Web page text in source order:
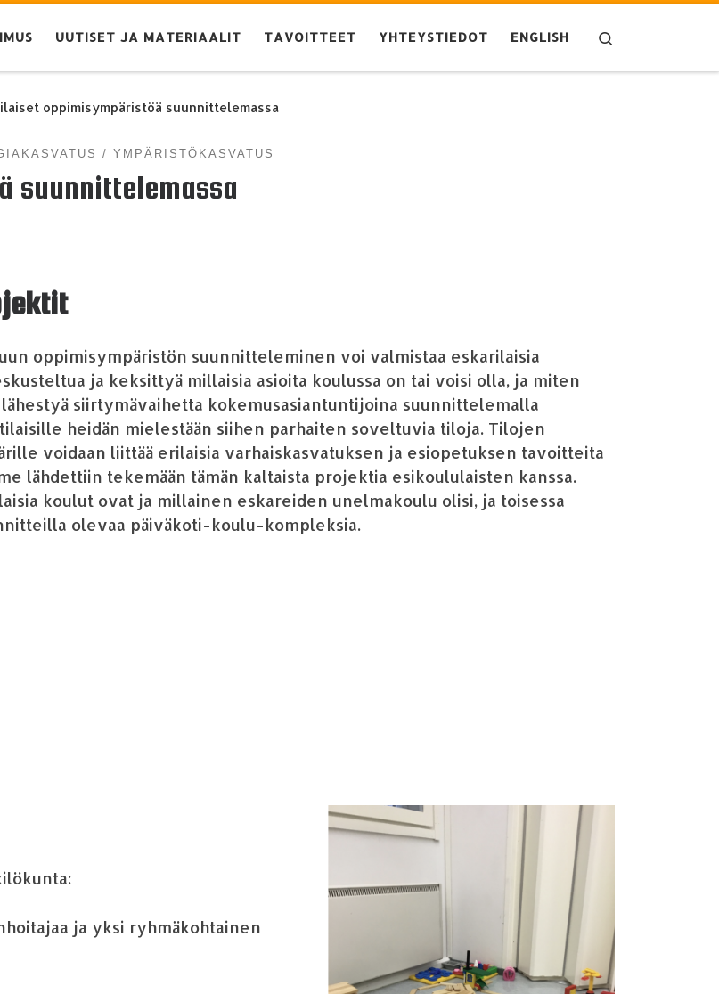
UUTISET JA MATERIAALIT TAVOITTEET YHTEYSTIEDOT ENGLISH
oppimisympäristöä suunnittelemassa
YMPÄRISTÖKASVATUS
suunnittelemassa
oppimisympäristön suunnitteleminen voi valmistaa eskarilaisia
ja keksittyä millaisia asioita koulussa on tai voisi olla, ja miten
ähestyä siirtymävaihetta kokemusasiantuntijoina suunnittelemalla
heidän mielestään siihen parhaiten soveltuvia tiloja. Tilojen
rille voidaan liittää erilaisia varhaiskasvatuksen ja esiopetuksen tavoitteita
lähdettiin tekemään tämän kaltaista projektia esikoululaisten kanssa.
koulut ovat ja millainen eskareiden unelmakoulu olisi, ja toisessa
olevaa päiväkoti-koulu-kompleksia.
ökunta:
a ja yksi ryhmäkohtainen